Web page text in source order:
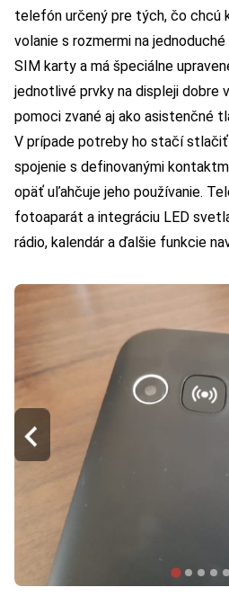
telefón určený pre tých, čo chcú
volanie s rozmermi na
SIM karty a má špeciálne
jednotlivé prvky na displeji dobre
pomoci zvané aj ako asistenčné
V prípade potreby ho stačí stlačiť
spojenie s definovanými
opäť uľahčuje jeho používanie.
fotoaparát a integráciu LED
rádio, kalendár a ďalšie funkcie